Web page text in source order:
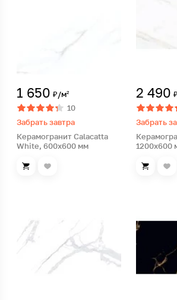
1 650 ₽/м²
10
Забрать завтра
Керамогранит Calacatta
White, 600х600 мм
2 490
Забрать
1200х600